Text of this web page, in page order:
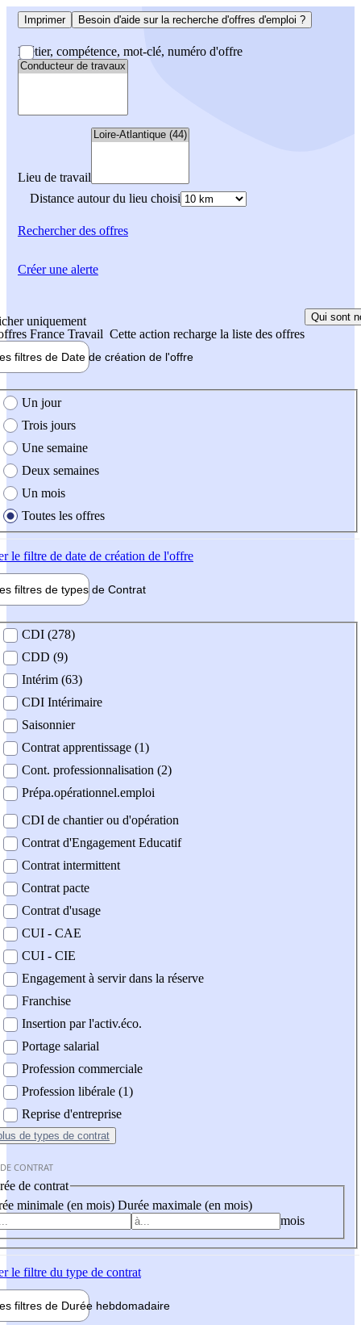
Imprimer Besoin d'aide sur la recherche d'offres d'emploi ?
Métier, compétence, mot-clé, numéro d'offre
Lieu de travail
Distance autour du lieu choisi
Rechercherdes offres
uniquement
France Travail Cette action recharge la liste des offres
Qui sont
filtres de Date de création de l'offre
création de l'offre
Un jour
Trois jours
Une semaine
Deux semaines
Un mois
Toutes les offres
le filtre de date de création de l'offre
filtres de types de Contrat
contrat
CDI (278)
CDD (9)
Intérim (63)
CDI Intérimaire
Saisonnier
Contrat apprentissage (1)
Cont. professionnalisation (2)
Prépa.opérationnel.emploi
CDI de chantier ou d'opération
Contrat d'Engagement Educatif
Contrat intermittent
Contrat pacte
Contrat d'usage
CUI - CAE
CUI - CIE
Engagement à servir dans la réserve
Franchise
Insertion par l'activ.éco.
Portage salarial
Profession commerciale
Profession libérale (1)
Reprise d'entreprise
de types de contrat
CONTRAT
de contrat
minimale (en mois) Durée maximale (en mois)
mois
le filtre du type de contrat
filtres de Durée hebdomadaire
Créer une alerte